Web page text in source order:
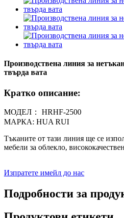
Производствена линия за
твърда вата
Кратко описание:
МОДЕЛ： HRHF-2500
МАРКА: HUA RUI
Тъканите от тази линия ще се
мебели за облекло,
Изпратете имейл до нас
Подробности за